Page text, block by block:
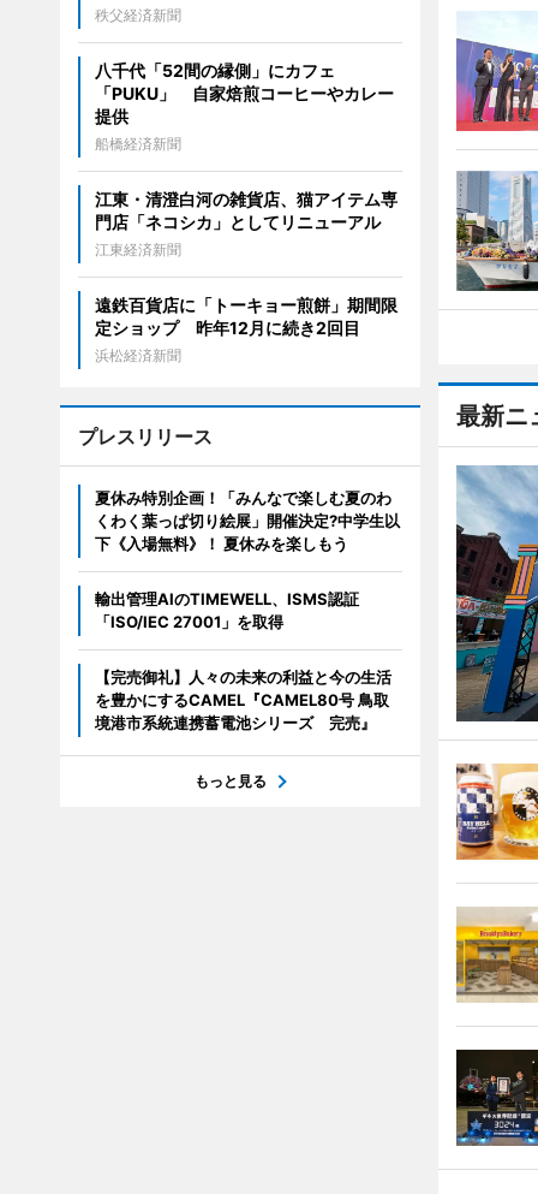
最新ニ
秩父経済新聞
八千代「52間の縁側」にカフェ
「PUKU」 自家焙煎コーヒーやカレー
提供
船橋経済新聞
江東・清澄白河の雑貨店、猫アイテム専
門店「ネコシカ」としてリニューアル
江東経済新聞
遠鉄百貨店に「トーキョー煎餅」期間限
定ショップ 昨年12月に続き2回目
浜松経済新聞
プレスリリース
夏休み特別企画！「みんなで楽しむ夏のわ
くわく葉っぱ切り絵展」開催決定?中学生以
下《入場無料》！ 夏休みを楽しもう
輸出管理AIのTIMEWELL、ISMS認証
「ISO/IEC 27001」を取得
【完売御礼】人々の未来の利益と今の生活
を豊かにするCAMEL『CAMEL80号 鳥取
境港市系統連携蓄電池シリーズ 完売』
もっと見る